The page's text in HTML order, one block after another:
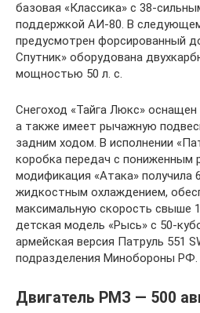
базовая «Классика» с 38-
поддержкой АИ-80. В
предусмотрен форсированный
Спутник» оборудована
мощностью 50 л. с.
Снегоход «Тайга Люкс»
а также имеет рычажную
задним ходом. В исполнении
коробка передач с пониженным
модификация «Атака» получила
жидкостным охлаждением,
максимальную скорость свыше
детская модель «Рысь» с 50-
армейская версия Патруль 551
подразделения Минобороны РФ.
Двигатель РМЗ — 500